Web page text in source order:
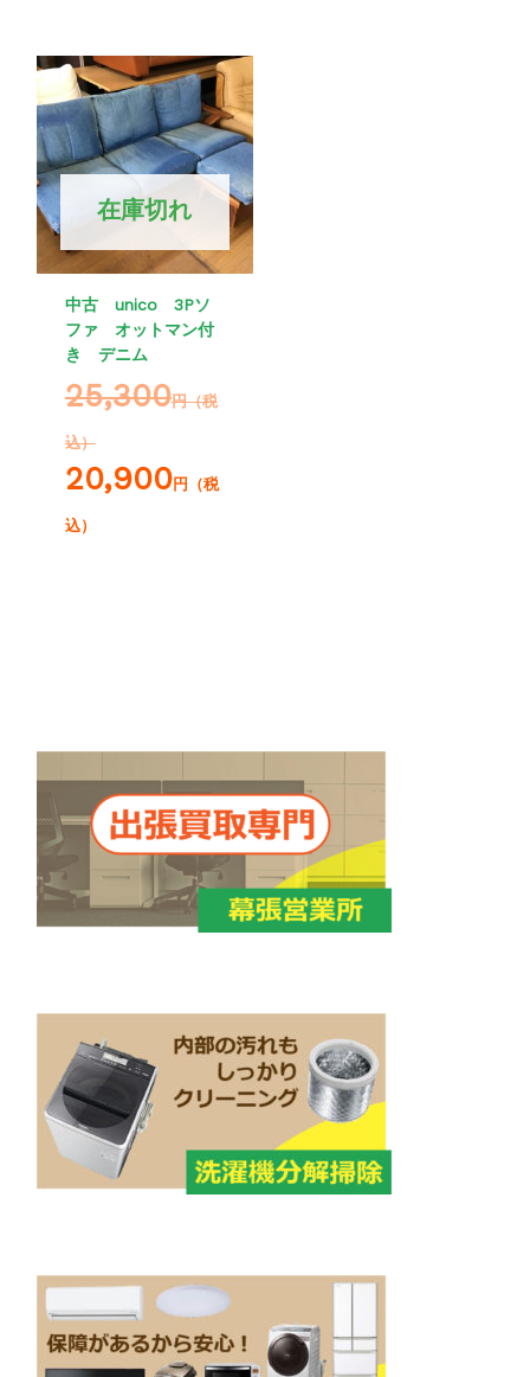
在庫切れ
中古 unico 3Pソ
ファ オットマン付
き デニム
25,300円（税
込）
20,900円（税
込）